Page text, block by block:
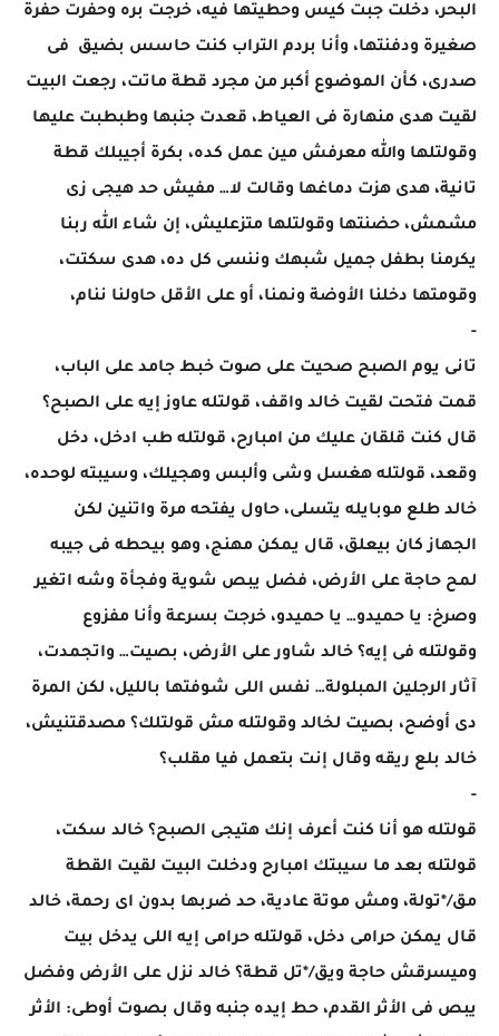
البحر، دخلت جبت كيس وحطيتها فيه، خرجت بره وحفرت حفرة
صغيرة ودفنتها، وأنا بردم التراب كنت حاسس بضيق فى
صدرى، كأن الموضوع أكبر من مجرد قطة ماتت، رجعت البيت
لقيت هدى منهارة فى العياط، قعدت جنبها وطبطبت عليها
وقولتلها والله معرفش مين عمل كده، بكرة أجيبلك قطة
تانية، هدى هزت دماغها وقالت لا… مفيش حد هيجى زى
مشمش، حضنتها وقولتلها متزعليش، إن شاء الله ربنا
يكرمنا بطفل جميل شبهك وننسى كل ده، هدى سكتت،
وقومتها دخلنا الأوضة ونمنا، أو على الأقل حاولنا ننام،
-
تانى يوم الصبح صحيت على صوت خبط جامد على الباب،
قمت فتحت لقيت خالد واقف، قولتله عاوز إيه على الصبح؟
قال كنت قلقان عليك من امبارح، قولتله طب ادخل، دخل
وقعد، قولتله هغسل وشى وألبس وهجيلك، وسيبته لوحده،
خالد طلع موبايله يتسلى، حاول يفتحه مرة واتنين لكن
الجهاز كان بيعلق، قال يمكن مهنج، وهو بيحطه فى جيبه
لمح حاجة على الأرض، فضل يبص شوية وفجأة وشه اتغير
وصرخ: يا حميدو… يا حميدو، خرجت بسرعة وأنا مفزوع
وقولتله فى إيه؟ خالد شاور على الأرض، بصيت… واتجمدت،
آثار الرجلين المبلولة… نفس اللى شوفتها بالليل، لكن المرة
دى أوضح، بصيت لخالد وقولتله مش قولتلك؟ مصدقتنيش،
خالد بلع ريقه وقال إنت بتعمل فيا مقلب؟
-
قولتله هو أنا كنت أعرف إنك هتيجى الصبح؟ خالد سكت،
قولتله بعد ما سيبتك امبارح ودخلت البيت لقيت القطة
مق/*تولة، ومش موتة عادية، حد ضربها بدون اى رحمة، خالد
قال يمكن حرامى دخل، قولتله حرامى إيه اللى يدخل بيت
وميسرقش حاجة ويق/*تل قطة؟ خالد نزل على الأرض وفضل
يبص فى الأثر القدم، حط إيده جنبه وقال بصوت أوطى: الأثر